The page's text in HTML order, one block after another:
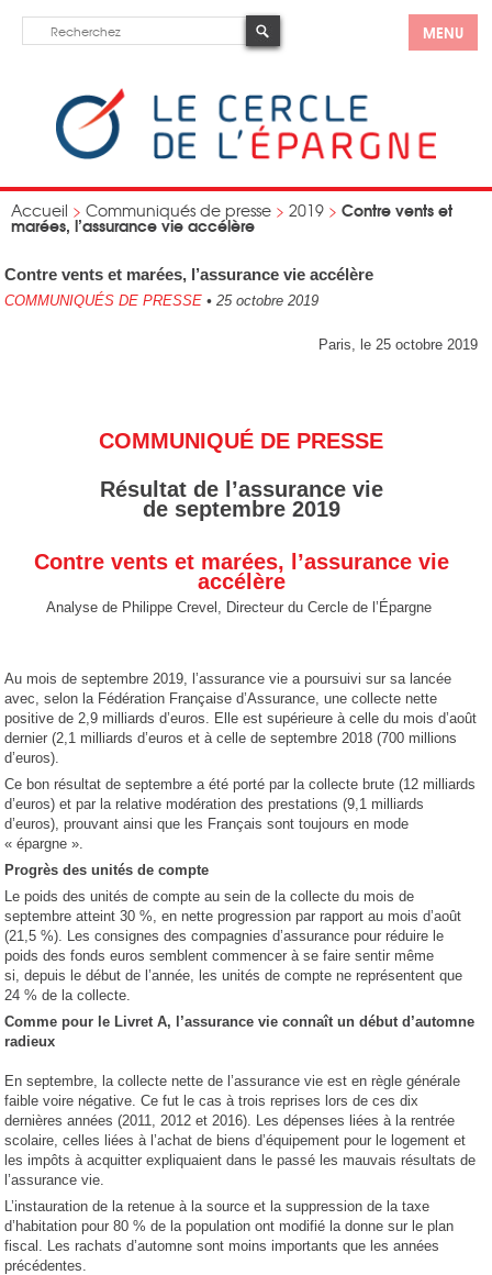
MENU
Accueil > Communiqués de presse > 2019 > Contre vents et
marées, l’assurance vie accélère
Contre vents et marées, l’assurance vie accélère
COMMUNIQUÉS DE PRESSE • 25 octobre 2019
Paris, le 25 octobre 2019
COMMUNIQUÉ DE PRESSE
Résultat de l’assurance vie
de septembre 2019
Contre vents et marées, l’assurance vie
accélère
Analyse de Philippe Crevel, Directeur du Cercle de l’Épargne
Au mois de septembre 2019, l’assurance vie a poursuivi sur sa lancée
avec, selon la Fédération Française d’Assurance, une collecte nette
positive de 2,9 milliards d’euros. Elle est supérieure à celle du mois d’août
dernier (2,1 milliards d’euros et à celle de septembre 2018 (700 millions
d’euros).
Ce bon résultat de septembre a été porté par la collecte brute (12 milliards
d’euros) et par la relative modération des prestations (9,1 milliards
d’euros), prouvant ainsi que les Français sont toujours en mode
« épargne ».
Progrès des unités de compte
Le poids des unités de compte au sein de la collecte du mois de
septembre atteint 30 %, en nette progression par rapport au mois d’août
(21,5 %). Les consignes des compagnies d’assurance pour réduire le
poids des fonds euros semblent commencer à se faire sentir même
si, depuis le début de l’année, les unités de compte ne représentent que
24 % de la collecte.
Comme pour le Livret A, l’assurance vie connaît un début d’automne
radieux
En septembre, la collecte nette de l’assurance vie est en règle générale
faible voire négative. Ce fut le cas à trois reprises lors de ces dix
dernières années (2011, 2012 et 2016). Les dépenses liées à la rentrée
scolaire, celles liées à l’achat de biens d’équipement pour le logement et
les impôts à acquitter expliquaient dans le passé les mauvais résultats de
l’assurance vie.
L’instauration de la retenue à la source et la suppression de la taxe
d’habitation pour 80 % de la population ont modifié la donne sur le plan
fiscal. Les rachats d’automne sont moins importants que les années
précédentes.